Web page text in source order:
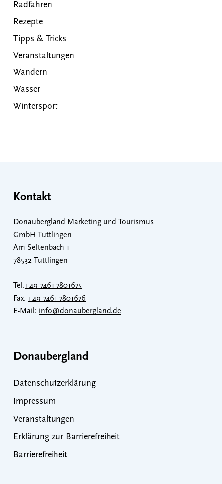
Radfahren
Rezepte
Tipps & Tricks
Veranstaltungen
Wandern
Wasser
Wintersport
Kontakt
Donaubergland Marketing und Tourismus
GmbH Tuttlingen
Am Seltenbach 1
78532 Tuttlingen
Tel.+49 7461 7801675
Fax. +49 7461 7801676
E-Mail: info@donaubergland.de
Donaubergland
Datenschutzerklärung
Impressum
Veranstaltungen
Erklärung zur Barrierefreiheit
Barrierefreiheit